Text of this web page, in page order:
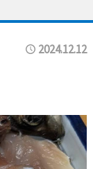
2024.12.12